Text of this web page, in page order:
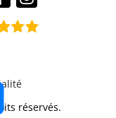
réservés.